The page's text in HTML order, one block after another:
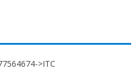
>ITC